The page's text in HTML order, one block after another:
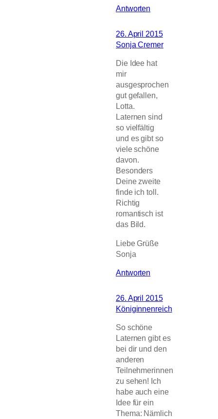
Antworten
26. April 2015
Sonja Cremer
Die Idee hat
mir
ausgesprochen
gut gefallen,
Lotta.
Laternen sind
so vielfältig
und es gibt so
viele schöne
davon.
Besonders
Deine zweite
finde ich toll.
Richtig
romantisch ist
das Bild.
Liebe Grüße
Sonja
Antworten
26. April 2015
Königinnenreich
So schöne
Laternen gibt es
bei dir und den
anderen
Teilnehmerinnen
zu sehen! Ich
habe auch eine
Idee für ein
Thema: Nämlich